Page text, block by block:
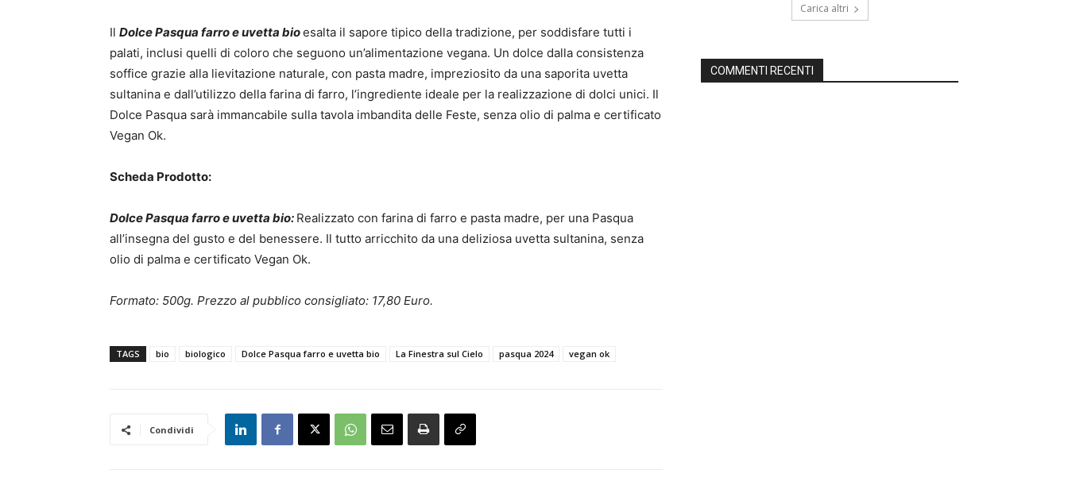
Il Dolce Pasqua farro e uvetta bioesalta il sapore tipico della tradizione, per soddisfare tutti i
palati, inclusi quelli di coloro che seguono un’alimentazione vegana. Un dolce dalla consistenza
soffice grazie alla lievitazione naturale, con pasta madre, impreziosito da una saporita uvetta
sultanina e dall’utilizzo della farina di farro, l’ingrediente ideale per la realizzazione di dolci unici. Il
Dolce Pasqua sarà immancabile sulla tavola imbandita delle Feste, senza olio di palma e certificato
Vegan Ok.
Scheda Prodotto:
Dolce Pasqua farro e uvetta bio: Realizzato con farina di farro e pasta madre, per una Pasqua
all’insegna del gusto e del benessere. Il tutto arricchito da una deliziosa uvetta sultanina, senza
olio di palma e certificato Vegan Ok.
Formato: 500g. Prezzo al pubblico consigliato: 17,80 Euro.
TAGS bio biologico Dolce Pasqua farro e uvetta bio La Finestra sul Cielo pasqua 2024 vegan ok
Condividi
Carica altri
COMMENTI RECENTI